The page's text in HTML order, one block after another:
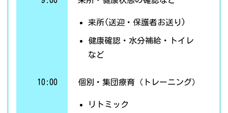
来所(送迎・保護者お送り)
健康確認・水分補給・トイレ
など
10:00 個別・集団療育（トレーニング）
リトミック